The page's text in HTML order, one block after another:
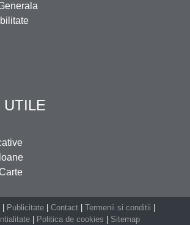
UTILE
Publicitate Contact Termenii si conditii
Politica de cookies Sitemap